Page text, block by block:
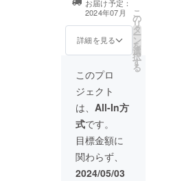
ます。 19時頃に
ステージ上にて
テレビ放映用の
エンディングの
はステージ上で
収録されるエン
ディングに御参
加頂けます(団
体・会社でご支
援の場合は1名様
まで)。また、ご
希望の方には入
場券を最高5枚ま
で提供致しま
お届け予定：
2024年07月
詳細を見る
こ
の
リ
タ
ー
ン
を
選
択
す
る
このプロ
ジェクト
は、 All-In方
式です。
目標金額に
関わらず、
2024/05/03